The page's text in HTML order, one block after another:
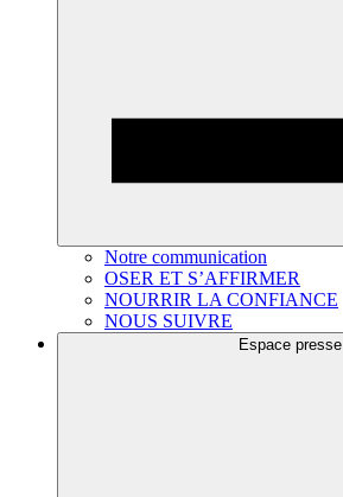
Notre communication
OSER ET S’AFFIRMER
NOURRIR LA CONFIANCE
NOUS SUIVRE
Espace presse